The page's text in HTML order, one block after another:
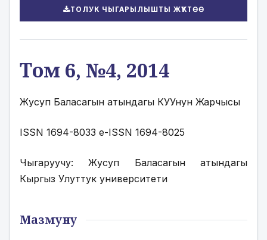
ТОЛУК ЧЫГАРЫЛЫШТЫ ЖҮКТӨӨ
Том 6, №4, 2014
Жусуп Баласагын атындагы КУУнун Жарчысы
ISSN 1694-8033 e-ISSN 1694-8025
Чыгаруучу: Жусуп Баласагын атындагы
Кыргыз Улуттук университети
Мазмуну